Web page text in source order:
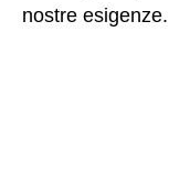
nostre esigenze.